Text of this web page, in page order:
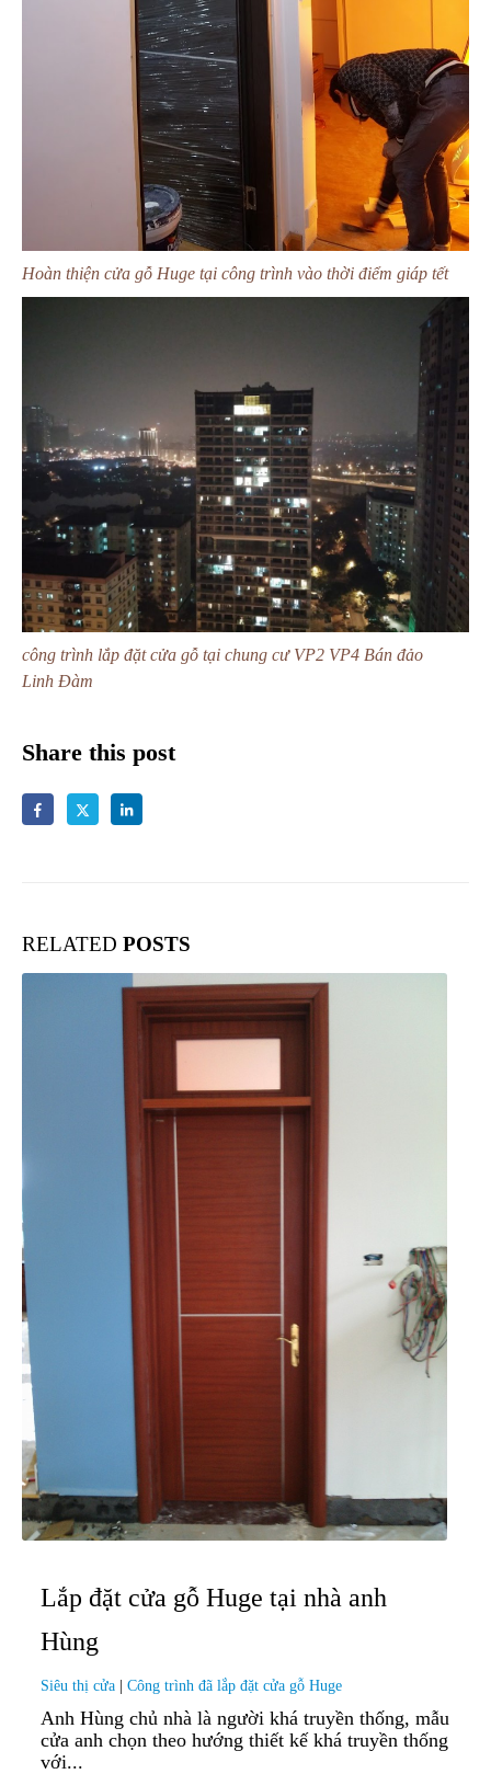
Hoàn thiện cửa gỗ Huge tại công trình vào thời điểm giáp tết
công trình lắp đặt cửa gỗ tại chung cư VP2 VP4 Bán đảo
Linh Đàm
Share this post
RELATED POSTS
Lắp đặt cửa gỗ Huge tại nhà anh
Hùng
Siêu thị cửa | Công trình đã lắp đặt cửa gỗ Huge
Anh Hùng chủ nhà là người khá truyền thống, mẫu
cửa anh chọn theo hướng thiết kế khá truyền thống
với...